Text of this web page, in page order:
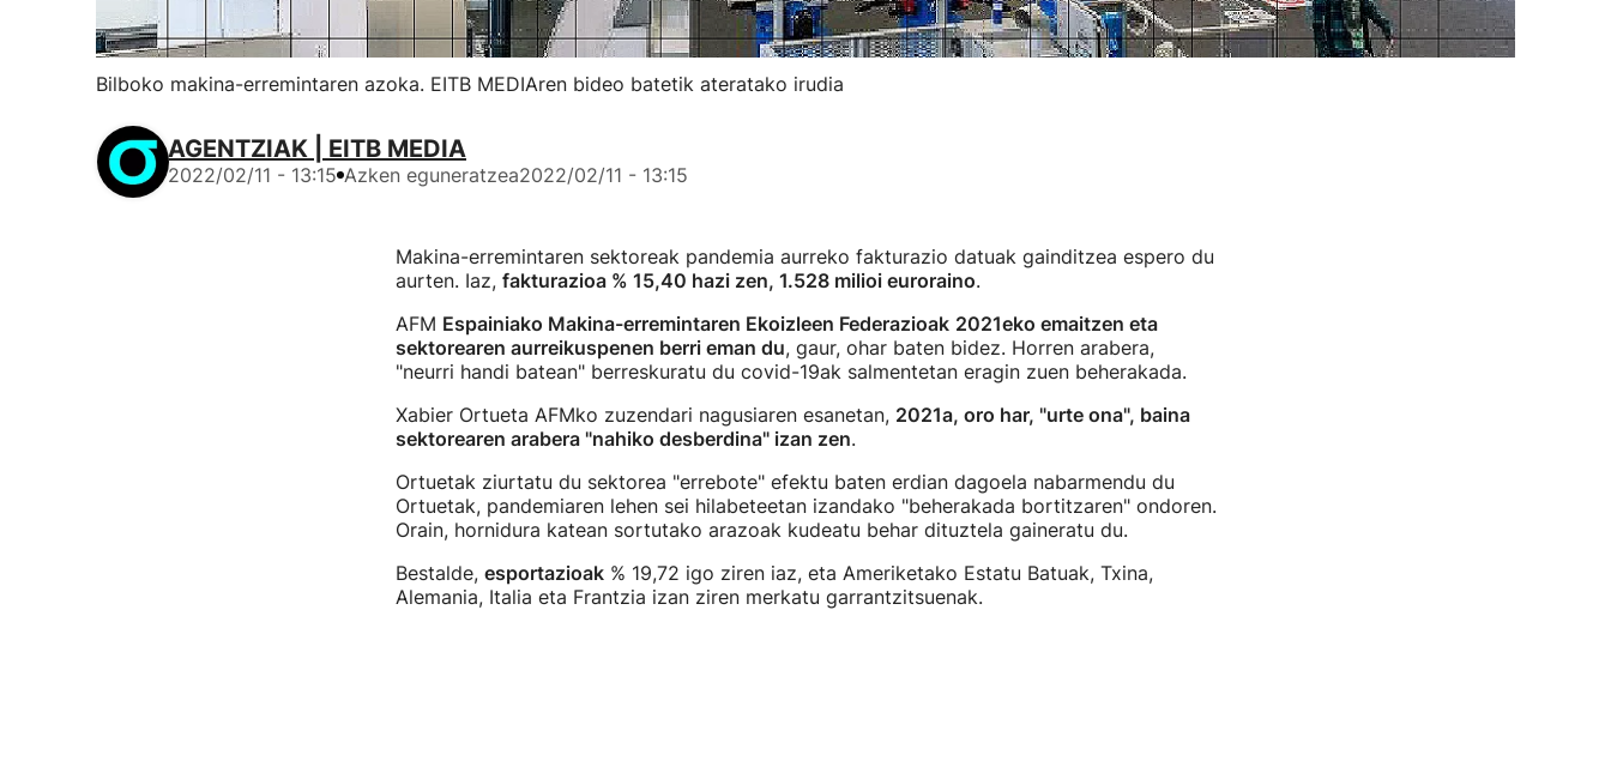
Bilboko makina-erremintaren azoka. EITB MEDIAren bideo batetik ateratako irudia
AGENTZIAK | EITB MEDIA
2022/02/11 - 13:15 Azken eguneratzea2022/02/11 - 13:15
Makina-erremintaren sektoreak pandemia aurreko fakturazio datuak gainditzea espero du
aurten. Iaz, fakturazioa % 15,40 hazi zen, 1.528 milioi euroraino.
AFM Espainiako Makina-erremintaren Ekoizleen Federazioak 2021eko emaitzen eta
sektorearen aurreikuspenen berri eman du, gaur, ohar baten bidez. Horren arabera,
"neurri handi batean" berreskuratu du covid-19ak salmentetan eragin zuen beherakada.
Xabier Ortueta AFMko zuzendari nagusiaren esanetan, 2021a, oro har, "urte ona", baina
sektorearen arabera "nahiko desberdina" izan zen.
Ortuetak ziurtatu du sektorea "errebote" efektu baten erdian dagoela nabarmendu du
Ortuetak, pandemiaren lehen sei hilabeteetan izandako "beherakada bortitzaren" ondoren.
Orain, hornidura katean sortutako arazoak kudeatu behar dituztela gaineratu du.
Bestalde, esportazioak% 19,72 igo ziren iaz, eta Ameriketako Estatu Batuak, Txina,
Alemania, Italia eta Frantzia izan ziren merkatu garrantzitsuenak.